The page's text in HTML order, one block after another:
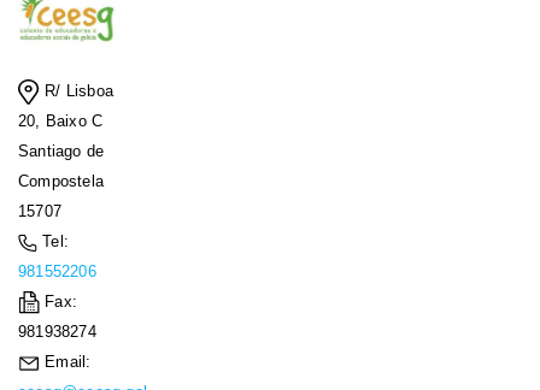
R/ Lisboa
20, Baixo C
Santiago de
Compostela
15707
Tel:
981552206
Fax:
981938274
Email: